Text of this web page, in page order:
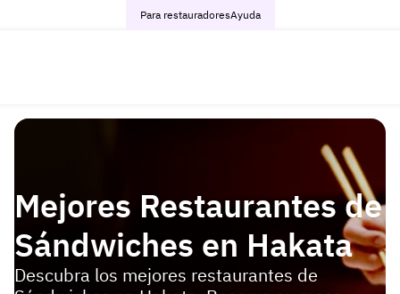
Para restauradoresAyuda
Mejores Restaurantes de
Sándwiches en Hakata
Descubra los mejores restaurantes de